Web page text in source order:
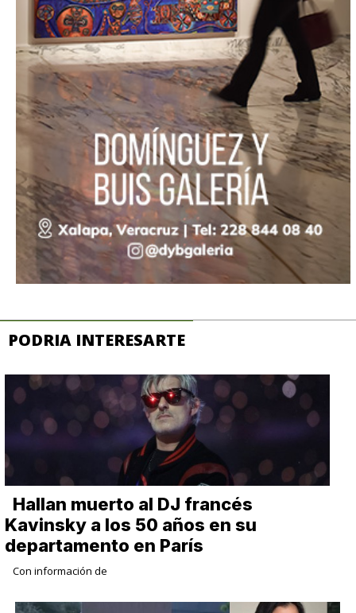
PODRIA INTERESARTE
Hallan muerto al DJ francés
Kavinsky a los 50 años en su
departamento en París
Con información de